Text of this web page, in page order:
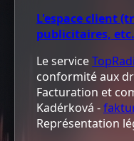
L'espace client
publicitaires,
Le service
conformité aux
Facturation et
Kadérková -
Représentation